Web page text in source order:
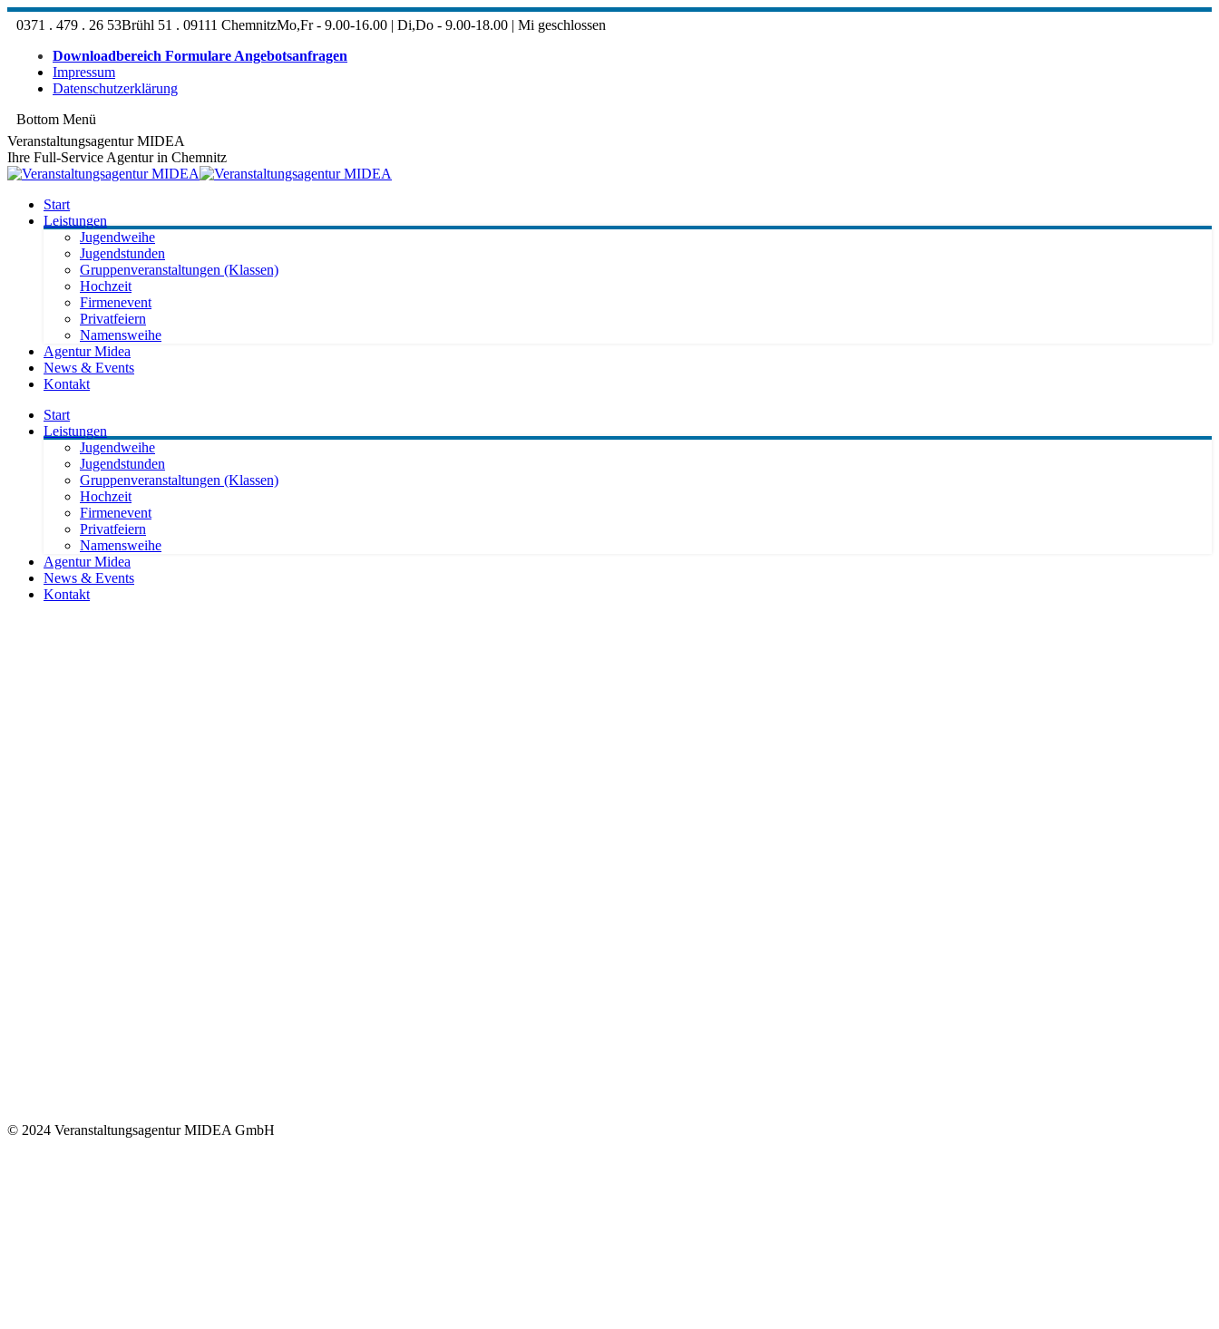
Zum
Inhalt
0371 . 479 . 26 53Brühl 51 . 09111 ChemnitzMo,Fr - 9.00-16.00 | Di,Do - 9.00-18.00 | Mi geschlossen
Downloadbereich Formulare Angebotsanfragen
Impressum
Datenschutzerklärung
Bottom Menü
Facebook
page
opens
in
new
window
Veranstaltungsagentur MIDEA
Ihre Full-Service Agentur in Chemnitz
Start
Leistungen
Jugendweihe
Jugendstunden
Gruppenveranstaltungen (Klassen)
Hochzeit
Firmenevent
Privatfeiern
Namensweihe
Agentur Midea
News & Events
Kontakt
Start
Leistungen
Jugendweihe
Jugendstunden
Gruppenveranstaltungen (Klassen)
Hochzeit
Firmenevent
Privatfeiern
Namensweihe
Agentur Midea
News & Events
Kontakt
© 2024 Veranstaltungsagentur MIDEA GmbH